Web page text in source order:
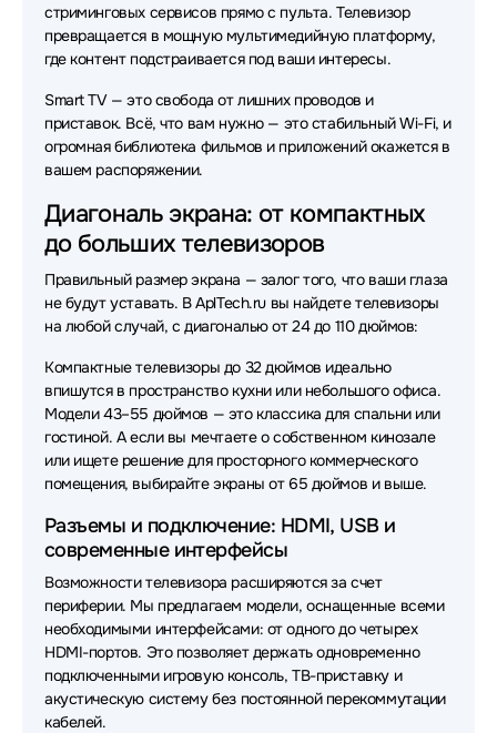
стриминговых сервисов прямо с пульта. Телевизор
превращается в мощную мультимедийную платформу,
где контент подстраивается под ваши интересы.
Smart TV — это свобода от лишних проводов и
приставок. Всё, что вам нужно — это стабильный Wi-Fi, и
огромная библиотека фильмов и приложений окажется в
вашем распоряжении.
Диагональ экрана: от компактных
до больших телевизоров
Правильный размер экрана — залог того, что ваши глаза
не будут уставать. В AplTech.ru вы найдете телевизоры
на любой случай, с диагональю от 24 до 110 дюймов:
Компактные телевизоры до 32 дюймов идеально
впишутся в пространство кухни или небольшого офиса.
Модели 43–55 дюймов — это классика для спальни или
гостиной. А если вы мечтаете о собственном кинозале
или ищете решение для просторного коммерческого
помещения, выбирайте экраны от 65 дюймов и выше.
Разъемы и подключение: HDMI, USB и
современные интерфейсы
Возможности телевизора расширяются за счет
периферии. Мы предлагаем модели, оснащенные всеми
необходимыми интерфейсами: от одного до четырех
HDMI-портов. Это позволяет держать одновременно
подключенными игровую консоль, ТВ-приставку и
акустическую систему без постоянной перекоммутации
кабелей.